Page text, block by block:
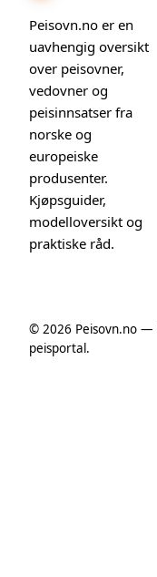
Peisovn.no er en
uavhengig oversikt
over peisovner,
vedovner og
peisinnsatser fra
norske og
europeiske
produsenter.
Kjøpsguider,
modelloversikt og
praktiske råd.
© 2026 Peisovn.no —
peisportal.